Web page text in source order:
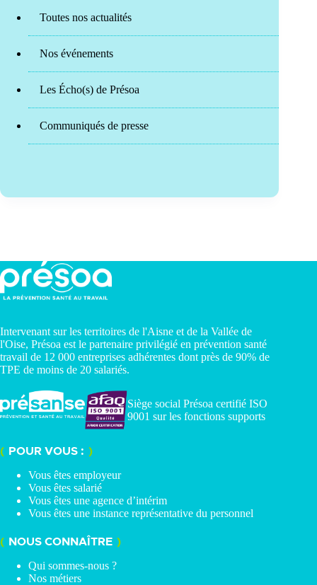
Toutes nos actualités
Nos événements
Les Écho(s) de Présoa
Communiqués de presse
Intervenant sur les territoires de l'Aisne et de la Vallée de
l'Oise, Présoa est le partenaire privilégié en prévention santé
travail de 12 000 entreprises adhérentes dont près de 90% de
TPE de moins de 20 salariés.
Siège social Présoa certifié ISO
9001 sur les fonctions supports
POUR VOUS :
Vous êtes employeur
Vous êtes salarié
Vous êtes une agence d’intérim
Vous êtes une instance représentative du personnel
NOUS CONNAÎTRE
Qui sommes-nous ?
Nos métiers